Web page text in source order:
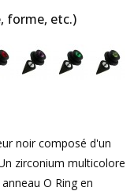
forme, etc.)
noir composé d'un
zirconium multicolore
O Ring en